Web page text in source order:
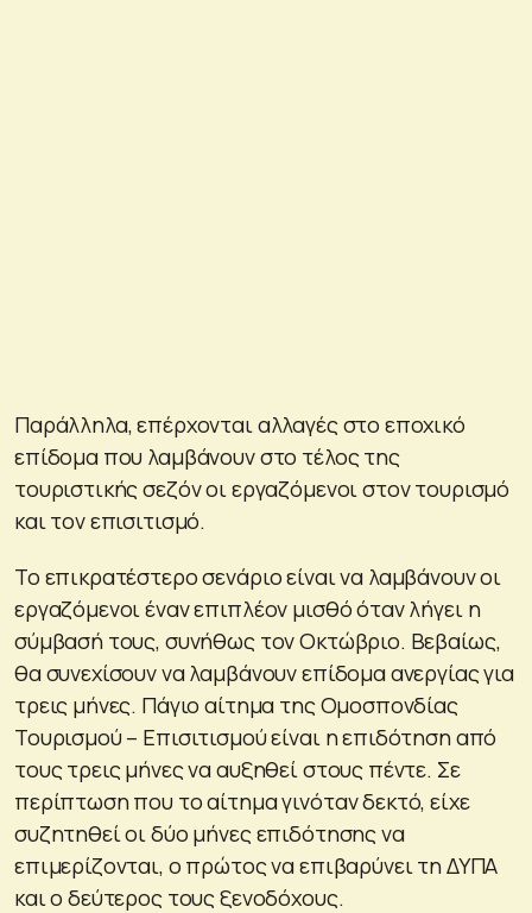
Παράλληλα, επέρχονται αλλαγές στο εποχικό
επίδομα που λαμβάνουν στο τέλος της
τουριστικής σεζόν οι εργαζόμενοι στον τουρισμό
και τον επισιτισμό.
Το επικρατέστερο σενάριο είναι να λαμβάνουν οι
εργαζόμενοι έναν επιπλέον μισθό όταν λήγει η
σύμβασή τους, συνήθως τον Οκτώβριο. Βεβαίως,
θα συνεχίσουν να λαμβάνουν επίδομα ανεργίας για
τρεις μήνες. Πάγιο αίτημα της Ομοσπονδίας
Τουρισμού – Επισιτισμού είναι η επιδότηση από
τους τρεις μήνες να αυξηθεί στους πέντε. Σε
περίπτωση που το αίτημα γινόταν δεκτό, είχε
συζητηθεί οι δύο μήνες επιδότησης να
επιμερίζονται, ο πρώτος να επιβαρύνει τη ΔΥΠΑ
και ο δεύτερος τους ξενοδόχους.